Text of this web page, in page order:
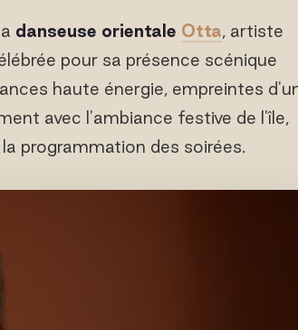
danseuse orientale Otta, artiste
pour sa présence scénique
haute énergie, empreintes
avec l'ambiance festive de l'île,
programmation des soirées.